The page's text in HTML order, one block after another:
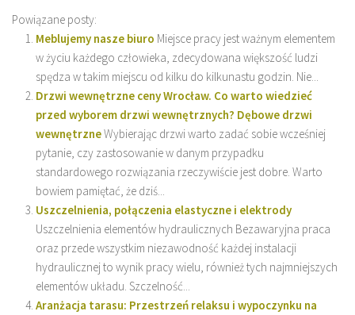
Powiązane posty:
Meblujemy nasze biuro Miejsce pracy jest ważnym elementem
w życiu każdego człowieka, zdecydowana większość ludzi
spędza w takim miejscu od kilku do kilkunastu godzin. Nie...
Drzwi wewnętrzne ceny Wrocław. Co warto wiedzieć
przed wyborem drzwi wewnętrznych? Dębowe drzwi
wewnętrzneWybierając drzwi warto zadać sobie wcześniej
pytanie, czy zastosowanie w danym przypadku
standardowego rozwiązania rzeczywiście jest dobre. Warto
bowiem pamiętać, że dziś...
Uszczelnienia, połączenia elastyczne i elektrody
Uszczelnienia elementów hydraulicznych Bezawaryjna praca
oraz przede wszystkim niezawodność każdej instalacji
hydraulicznej to wynik pracy wielu, również tych najmniejszych
elementów układu. Szczelność...
Aranżacja tarasu: Przestrzeń relaksu i wypoczynku na